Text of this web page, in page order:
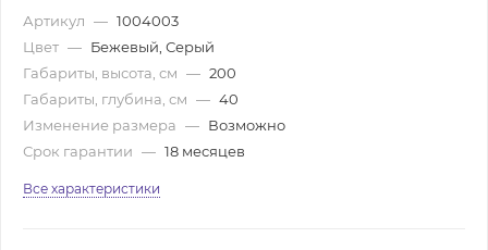
Артикул — 1004003
Цвет — Бежевый, Серый
Габариты, высота, см — 200
Габариты, глубина, см — 40
Изменение размера — Возможно
Срок гарантии — 18 месяцев
Все характеристики